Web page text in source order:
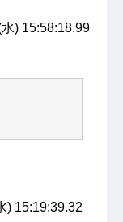
) 15:58:18.99
) 15:19:39.32